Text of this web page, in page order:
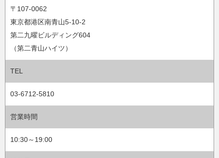
〒107-0062
東京都港区南青山5-10-2
第二九曜ビルディング604
（第二青山ハイツ）
TEL
03-6712-5810
営業時間
10:30～19:00